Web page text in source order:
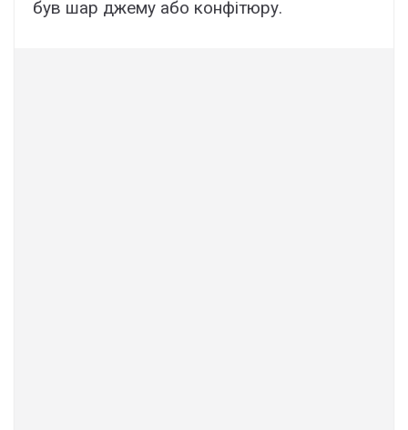
був шар джему або конфітюру.